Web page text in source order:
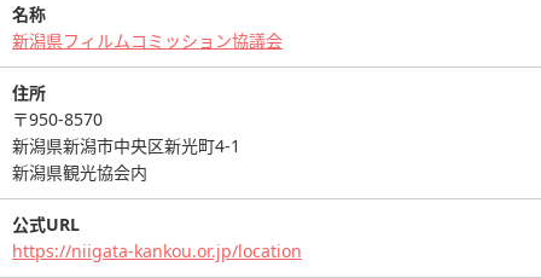
名称
新潟県フィルムコミッション協議会
住所
〒950-8570
新潟県新潟市中央区新光町4-1
新潟県観光協会内
公式URL
https://niigata-kankou.or.jp/location